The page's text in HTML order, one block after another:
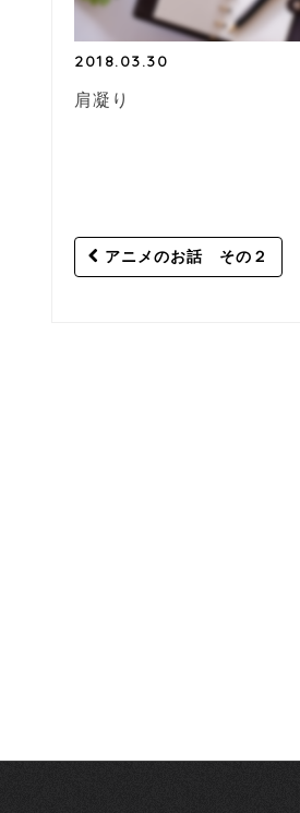
2018.03.30
肩凝り
Post
navigation
アニメのお話 その２